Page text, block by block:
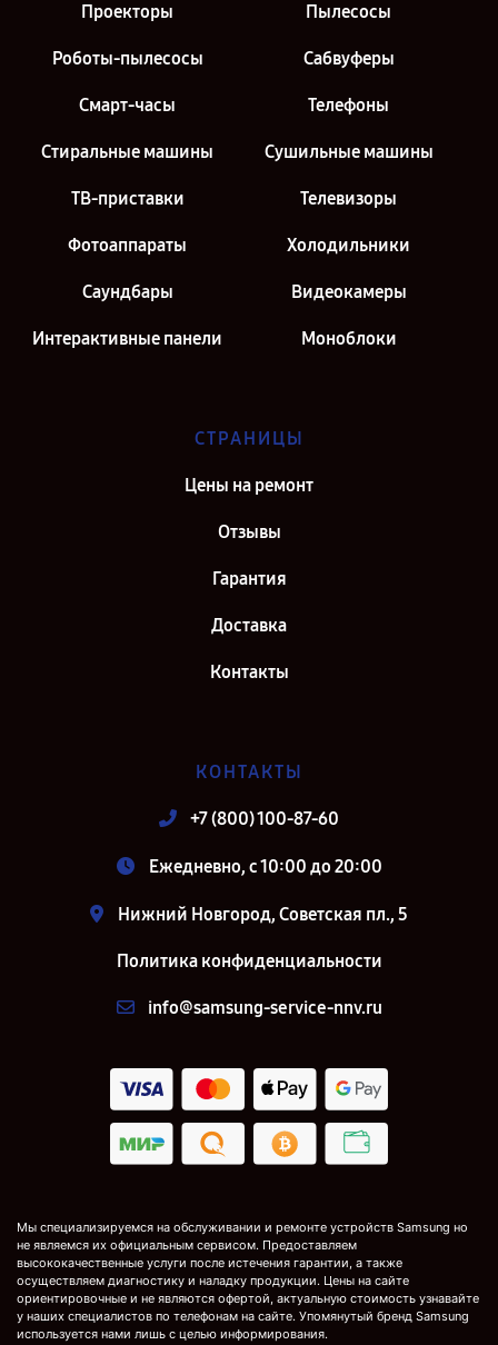
Проекторы Пылесосы
Роботы-пылесосы Сабвуферы
Смарт-часы Телефоны
Стиральные машины Сушильные машины
ТВ-приставки Телевизоры
Фотоаппараты Холодильники
Саундбары Видеокамеры
Интерактивные панели Моноблоки
СТРАНИЦЫ
Цены на ремонт
Отзывы
Гарантия
Доставка
Контакты
КОНТАКТЫ
+7 (800) 100-87-60
Ежедневно, с 10:00 до 20:00
Нижний Новгород, Советская пл., 5
Политика конфиденциальности
info@samsung-service-nnv.ru
Мы специализируемся на обслуживании и ремонте устройств Samsung но
не являемся их официальным сервисом. Предоставляем
высококачественные услуги после истечения гарантии, а также
осуществляем диагностику и наладку продукции. Цены на сайте
ориентировочные и не являются офертой, актуальную стоимость узнавайте
у наших специалистов по телефонам на сайте. Упомянутый бренд Samsung
используется нами лишь с целью информирования.